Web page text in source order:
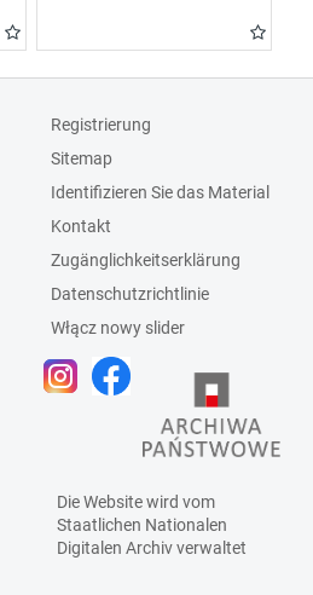
Registrierung
Sitemap
Identifizieren Sie das Material
Kontakt
Zugänglichkeitserklärung
Datenschutzrichtlinie
Włącz nowy slider
Die Website wird vom
Staatlichen Nationalen
Digitalen Archivverwaltet